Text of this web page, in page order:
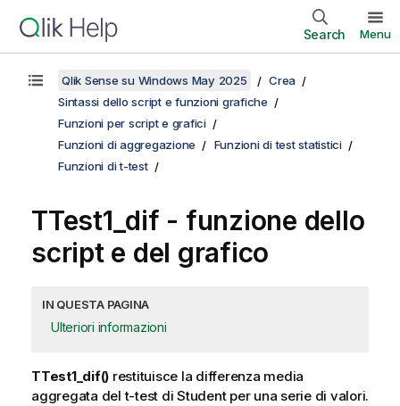
Search Menu
Qlik Sense su Windows May 2025
Crea
Sintassi dello script e funzioni grafiche
Funzioni per script e grafici
Funzioni di aggregazione
Funzioni di test statistici
Funzioni di t-test
TTest1_dif - funzione dello
script e del grafico
IN QUESTA PAGINA
Ulteriori informazioni
TTest1_dif() restituisce la differenza media
aggregata del t-test di Student per una serie di valori.